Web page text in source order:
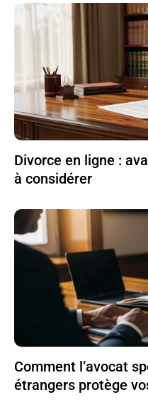
Divorce en ligne :
à considérer
Comment l’avocat
étrangers protège